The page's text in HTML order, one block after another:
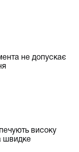
не допускає
високу
швидке